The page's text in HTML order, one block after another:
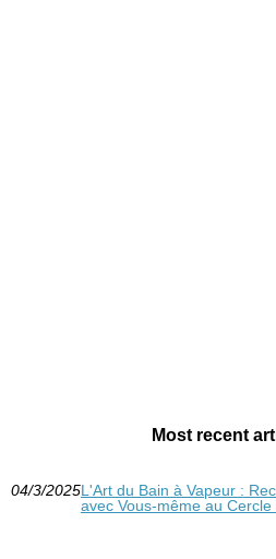
Most recent
04/3/2025L'Art du Bain à Vapeur :
avec Vous-même au